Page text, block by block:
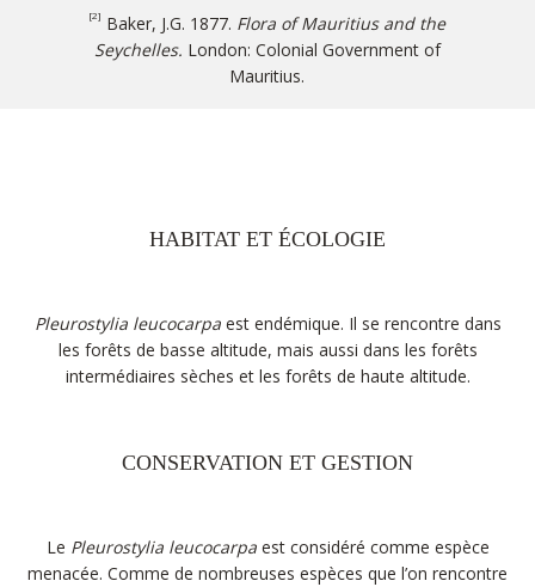
[2] Baker, J.G. 1877. Flora of Mauritius and the
Seychelles. London: Colonial Government of
Mauritius.
HABITAT ET ÉCOLOGIE
Pleurostylia leucocarpaest endémique. Il se rencontre dans
les forêts de basse altitude, mais aussi dans les forêts
intermédiaires sèches et les forêts de haute altitude.
CONSERVATION ET GESTION
Le Pleurostylia leucocarpaest considéré comme espèce
menacée. Comme de nombreuses espèces que l’on rencontre